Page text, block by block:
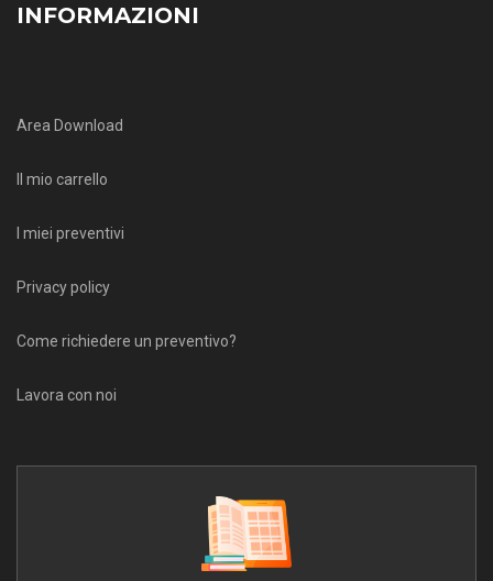
INFORMAZIONI
Area Download
Il mio carrello
I miei preventivi
Privacy policy
Come richiedere un preventivo?
Lavora con noi